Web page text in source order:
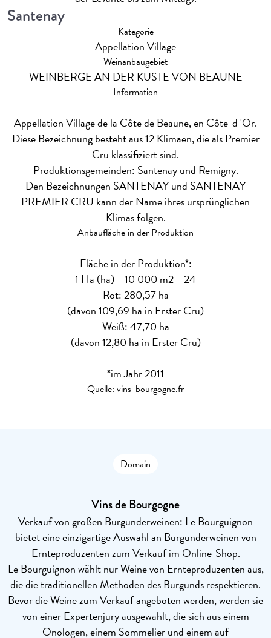
Santenay
Kategorie
Appellation Village
Weinanbaugebiet
WEINBERGE AN DER KÜSTE VON BEAUNE
Information
Appellation Village de la Côte de Beaune, en Côte-d 'Or.
Diese Bezeichnung besteht aus 12 Klimaen, die als Premier
Cru klassifiziert sind.
Produktionsgemeinden: Santenay und Remigny.
Den Bezeichnungen SANTENAY und SANTENAY
PREMIER CRU kann der Name ihres ursprünglichen
Klimas folgen.
Anbaufläche in der Produktion
Fläche in der Produktion*:
1 Ha (ha) = 10 000 m2 = 24
Rot: 280,57 ha
(davon 109,69 ha in Erster Cru)
Weiß: 47,70 ha
(davon 12,80 ha in Erster Cru)
*im Jahr 2011
Quelle: vins-bourgogne.fr
Domain
Vins de Bourgogne
Verkauf von großen Burgunderweinen: Le Bourguignon
bietet eine einzigartige Auswahl an Burgunderweinen von
Ernteproduzenten zum Verkauf im Online-Shop.
Le Bourguignon wählt nur Weine von Ernteproduzenten aus,
die die traditionellen Methoden des Burgunds respektieren.
Bevor die Weine zum Verkauf angeboten werden, werden sie
von einer Expertenjury ausgewählt, die sich aus einem
Önologen, einem Sommelier und einem auf